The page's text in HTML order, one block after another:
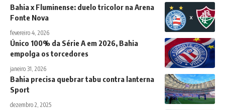
Bahia x Fluminense: duelo tricolor na Arena
Fonte Nova
fevereiro 4, 2026
Único 100% da Série A em 2026, Bahia
empolga os torcedores
janeiro 31, 2026
Bahia precisa quebrar tabu contra lanterna
Sport
dezembro 2, 2025